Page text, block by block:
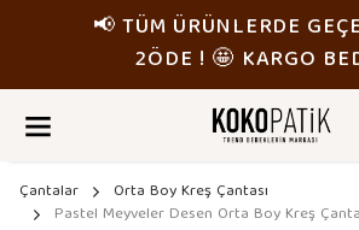
3 AL
📢
Çantalar
Orta Boy Kreş Çantası
Pastel Meyveler Desen Orta Boy Kreş